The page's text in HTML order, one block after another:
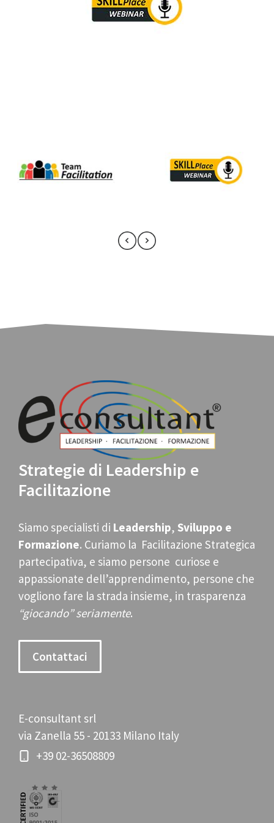
Strategie di Leadership e
Facilitazione
Siamo specialisti di Leadership, Sviluppo e
Formazione. Curiamo la Facilitazione Strategica
partecipativa, e siamo persone curiose e
appassionate dell’apprendimento, persone che
vogliono fare la strada insieme, in trasparenza
“giocando” seriamente.
Contattaci
E-consultant srl
via Zanella 55 - 20133 Milano Italy
+39 02-36508809